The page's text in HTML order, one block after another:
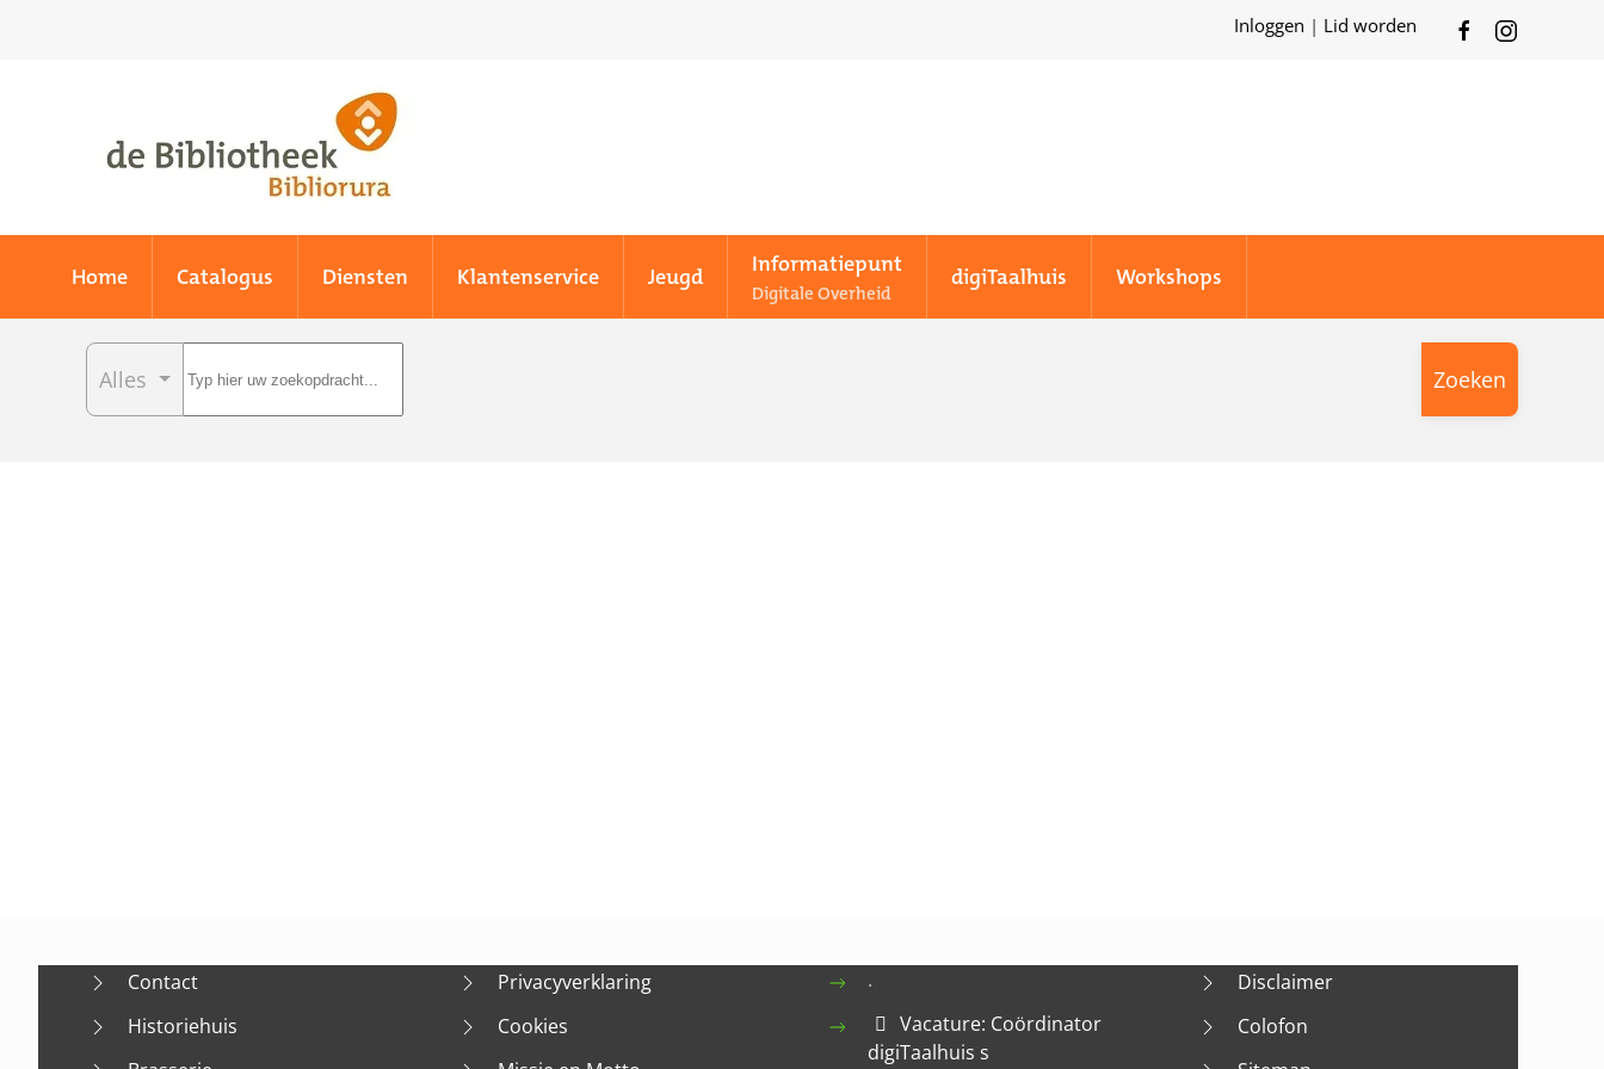
Inloggen | Lid worden
Home Catalogus Diensten Klantenservice Jeugd Informatiepunt
Digitale Overheid
digiTaalhuis Workshops
Alles Zoeken
Contact
Historiehuis
Privacyverklaring
Cookies
.
Vacature: Coördinator
digiTaalhuis s
Disclaimer
Colofon